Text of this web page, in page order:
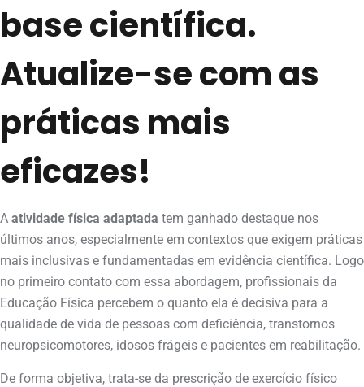
base científica.
Atualize-se com as
práticas mais
eficazes!
A atividade física adaptada tem ganhado destaque nos
últimos anos, especialmente em contextos que exigem práticas
mais inclusivas e fundamentadas em evidência científica. Logo
no primeiro contato com essa abordagem, profissionais da
Educação Física percebem o quanto ela é decisiva para a
qualidade de vida de pessoas com deficiência, transtornos
neuropsicomotores, idosos frágeis e pacientes em reabilitação.
De forma objetiva, trata-se da prescrição de exercício físico